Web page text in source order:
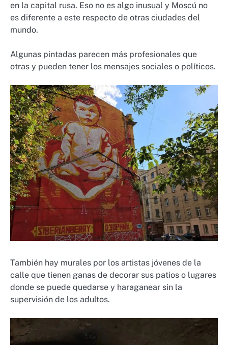
en la capital rusa. Eso no es algo inusual y Moscú no
es diferente a este respecto de otras ciudades del
mundo.
Algunas pintadas parecen más profesionales que
otras y pueden tener los mensajes sociales o políticos.
También hay murales por los artistas jóvenes de la
calle que tienen ganas de decorar sus patios o lugares
donde se puede quedarse y haraganear sin la
supervisión de los adultos.